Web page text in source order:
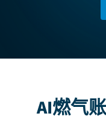
AI燃气